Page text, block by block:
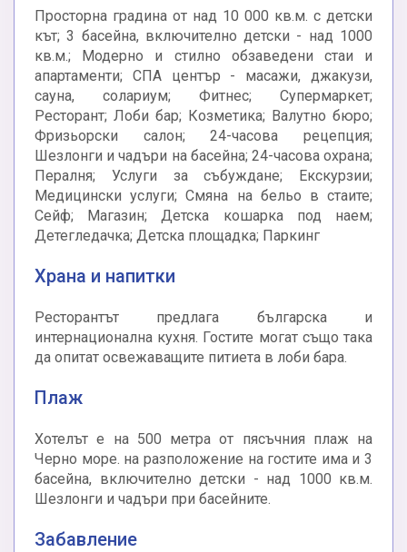
Просторна градина от над 10 000 кв.м. с детски
кът; 3 басейна, включително детски - над 1000
кв.м.; Модерно и стилно обзаведени стаи и
апартаменти; СПА център - масажи, джакузи,
сауна, солариум; Фитнес; Супермаркет;
Ресторант; Лоби бар; Козметика; Валутно бюро;
Фризьорски салон; 24-часова рецепция;
Шезлонги и чадъри на басейна; 24-часова охрана;
Пералня; Услуги за събуждане; Екскурзии;
Медицински услуги; Смяна на бельо в стаите;
Сейф; Магазин; Детска кошарка под наем;
Детегледачка; Детска площадка; Паркинг
Храна и напитки
Ресторантът предлага българска и
интернационална кухня. Гостите могат също така
да опитат освежаващите питиета в лоби бара.
Плаж
Хотелът е на 500 метра от пясъчния плаж на
Черно море. на разположение на гостите има и 3
басейна, включително детски - над 1000 кв.м.
Шезлонги и чадъри при басейните.
Забавление